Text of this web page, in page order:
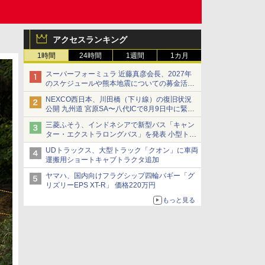
アクセスランキング
1時間 24時間 1週間 1カ月
スーパーフォーミュラ 近藤真彦会長、2027年
のスケジュールや熊本地震についての募金活動
を紹介
NEXCO西日本、川田橋（下り線）の復旧状況
公開 九州道 宮原SA〜八代ICで8月9日中に緊急
車両を通行可能に
三菱ふそう、インドネシアで新型バス「キャン
ター・エクストラロングバス」を発表 小型トラ
ックベースの観光・旅客輸送向けバス
UDトラックス、大型トラック「クオン」に車両
運搬用ショートキャブトラクタ追加
ヤマハ、国内向けフラグシップ四輪バギー「グ
リズリーEPS XT-R」 価格220万円
もっと見る